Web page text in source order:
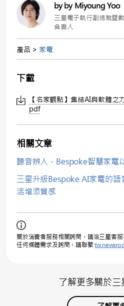
by by Miyoung Yoo
三星電子執行副總裁暨
負責人
產品 > 家電
下載
【名家觀點】集結AI與軟體之
pdf
相關文章
聽音辨人，Bespoke智慧家電
三星升級Bespoke AI家電的
活增添質感
關於消費者服務相關詢問，請洽三星客
任何媒體需求及詢問，請聯繫
了解更多關於三